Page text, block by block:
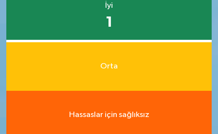
İyi
1
Orta
Hassaslar için sağlıksız